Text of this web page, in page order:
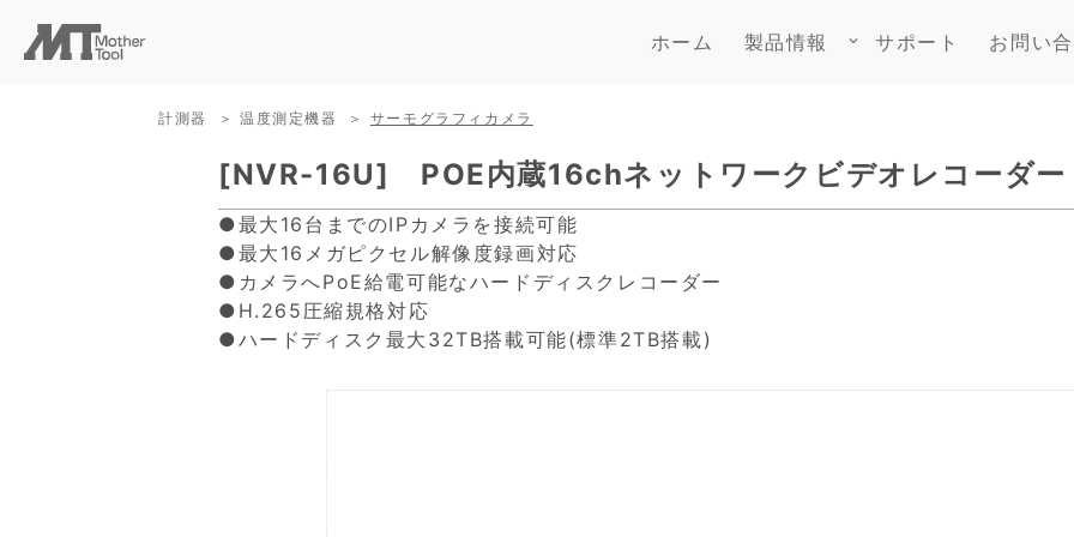
ホーム 製品情報 keyboard_arrow_down サポート お問い
計測器 温度測定機器 サーモグラフィカメラ
[NVR-16U] POE内蔵16chネットワークビデオレコーダー
●最大16台までのIPカメラを接続可能
●最大16メガピクセル解像度録画対応
●カメラへPoE給電可能なハードディスクレコーダー
●H.265圧縮規格対応
●ハードディスク最大32TB搭載可能(標準2TB搭載)